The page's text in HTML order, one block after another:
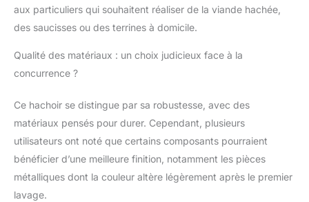
une fonction marche-
désengorgement du
dispositif en cas de
besoin. OPTIONS DE
lame de coupe en acier
inoxydable assure une
coupe nette et durable.
Le hachoir est livré
avec 3 tailles de grilles
de hachage (fin,
aux particuliers qui souhaitent réaliser de la viande hachée,
des saucisses ou des terrines à domicile.
Qualité des matériaux : un choix judicieux face à la
concurrence ?
Ce hachoir se distingue par sa robustesse, avec des
matériaux pensés pour durer. Cependant, plusieurs
utilisateurs ont noté que certains composants pourraient
bénéficier d’une meilleure finition, notamment les pièces
métalliques dont la couleur altère légèrement après le premier
lavage.